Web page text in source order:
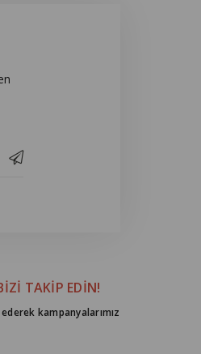
TAKİP EDİN!
kampanyalarımız